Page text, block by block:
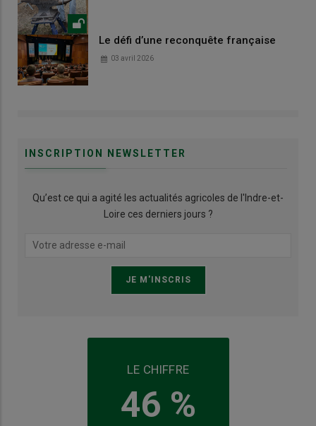
Le défi d’une reconquête française
03 avril 2026
INSCRIPTION NEWSLETTER
Qu’est ce qui a agité les actualités agricoles de l'Indre-et-
Loire ces derniers jours ?
LE CHIFFRE
46 %